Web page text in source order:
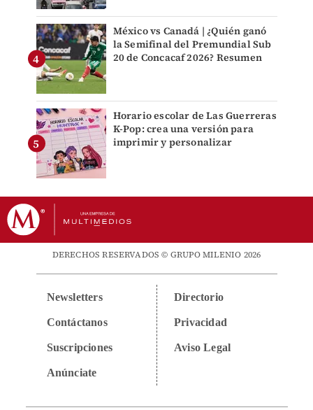
México vs Canadá | ¿Quién ganó
la Semifinal del Premundial Sub
20 de Concacaf 2026? Resumen
Horario escolar de Las Guerreras
K-Pop: crea una versión para
imprimir y personalizar
DERECHOS RESERVADOS © GRUPO MILENIO 2026
Newsletters
Contáctanos
Suscripciones
Anúnciate
Directorio
Privacidad
Aviso Legal